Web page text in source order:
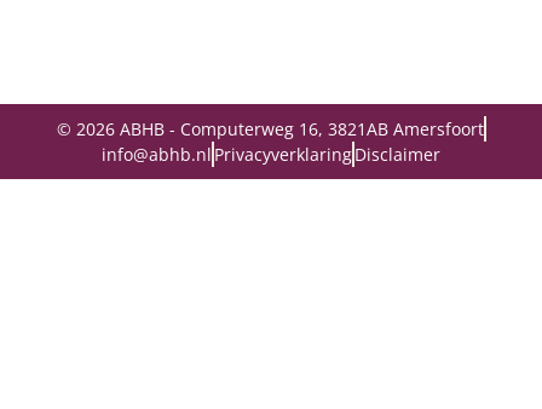
© 2026 ABHB - Computerweg 16, 3821AB Amersfoort
info@abhb.nl PrivacyverklaringDisclaimer